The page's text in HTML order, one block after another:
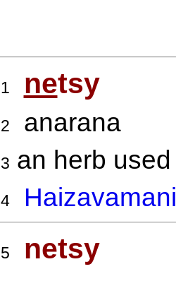
1 netsy
2 anarana
3 an herb
4
5 netsy